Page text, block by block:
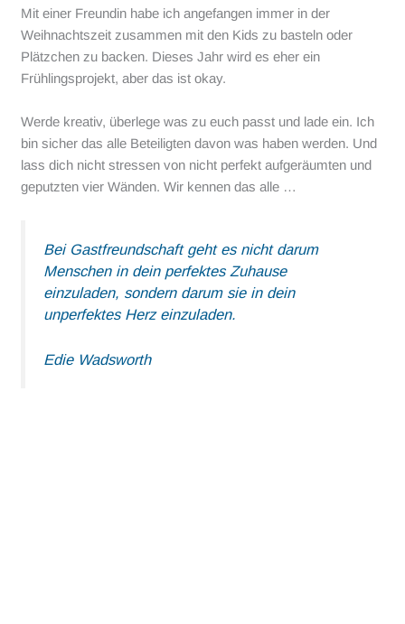
Mit einer Freundin habe ich angefangen immer in der
Weihnachtszeit zusammen mit den Kids zu basteln oder
Plätzchen zu backen. Dieses Jahr wird es eher ein
Frühlingsprojekt, aber das ist okay.
Werde kreativ, überlege was zu euch passt und lade ein. Ich
bin sicher das alle Beteiligten davon was haben werden. Und
lass dich nicht stressen von nicht perfekt aufgeräumten und
geputzten vier Wänden. Wir kennen das alle …
Bei Gastfreundschaft geht es nicht darum
Menschen in dein perfektes Zuhause
einzuladen, sondern darum sie in dein
unperfektes Herz einzuladen.
Edie Wadsworth